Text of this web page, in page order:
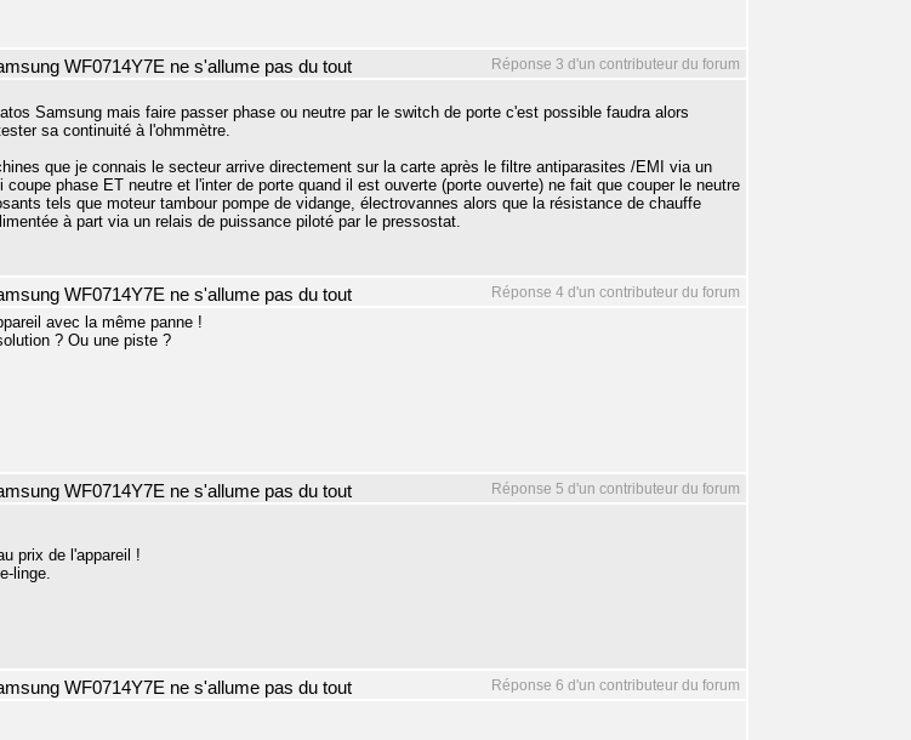
Réponse 3 d'un contributeur du forum
WF0714Y7E ne s'allume pas du tout
Samsung mais faire passer phase ou neutre par le switch de porte c'est possible faudra alors
sa continuité à l'ohmmètre.
que je connais le secteur arrive directement sur la carte après le filtre antiparasites /EMI via un
coupe phase ET neutre et l'inter de porte quand il est ouverte (porte ouverte) ne fait que couper le neutre
tels que moteur tambour pompe de vidange, électrovannes alors que la résistance de chauffe
à part via un relais de puissance piloté par le pressostat.
Réponse 4 d'un contributeur du forum
WF0714Y7E ne s'allume pas du tout
avec la même panne !
? Ou une piste ?
Réponse 5 d'un contributeur du forum
WF0714Y7E ne s'allume pas du tout
prix de l'appareil !
linge.
Réponse 6 d'un contributeur du forum
WF0714Y7E ne s'allume pas du tout